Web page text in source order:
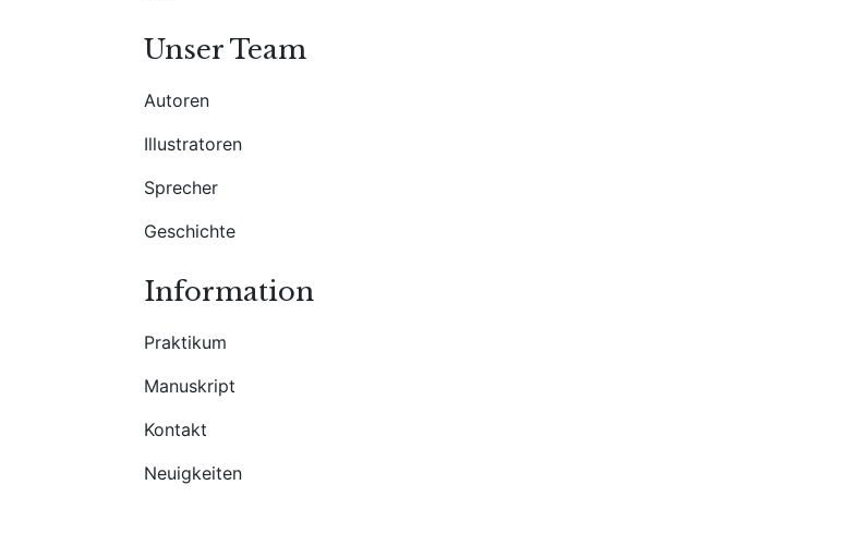
Unser Team
Autoren
Illustratoren
Sprecher
Geschichte
Information
Praktikum
Manuskript
Kontakt
Neuigkeiten